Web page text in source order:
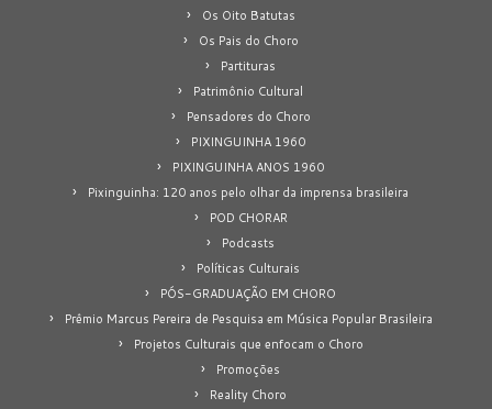
Os Oito Batutas
Os Pais do Choro
Partituras
Patrimônio Cultural
Pensadores do Choro
PIXINGUINHA 1960
PIXINGUINHA ANOS 1960
Pixinguinha: 120 anos pelo olhar da imprensa brasileira
POD CHORAR
Podcasts
Políticas Culturais
PÓS-GRADUAÇÃO EM CHORO
Prêmio Marcus Pereira de Pesquisa em Música Popular Brasileira
Projetos Culturais que enfocam o Choro
Promoções
Reality Choro